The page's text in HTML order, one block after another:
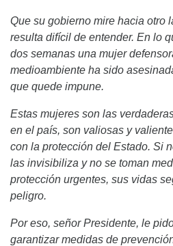
Que su gobierno mire hacia otro
resulta difícil de entender. En lo
dos semanas una mujer
medioambiente ha sido
que quede impune.
Estas mujeres son las
en el país, son valiosas y
con la protección del Estado. Si
las invisibiliza y no se toman
protección urgentes, sus vidas
peligro.
Por eso, señor Presidente, le
garantizar medidas de prevenció